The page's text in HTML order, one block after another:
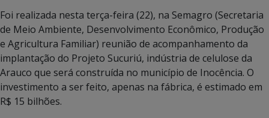
Foi realizada nesta terça-feira (22), na Semagro (Secretaria
de Meio Ambiente, Desenvolvimento Econômico, Produção
e Agricultura Familiar) reunião de acompanhamento da
implantação do Projeto Sucuriú, indústria de celulose da
Arauco que será construída no município de Inocência. O
investimento a ser feito, apenas na fábrica, é estimado em
R$ 15 bilhões.